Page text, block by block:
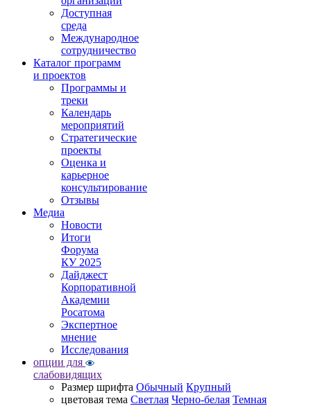
Доступная
среда
Международное
сотрудничество
Каталог программ
и проектов
Программы и
треки
Календарь
мероприятий
Стратегические
проекты
Оценка и
карьерное
консультирование
Отзывы
Медиа
Новости
Итоги
Форума
КУ 2025
Дайджест
Корпоративной
Академии
Росатома
Экспертное
мнение
Исследования
опции для
слабовидящих
Размер шрифта Обычный Крупный
цветовая тема Светлая Черно-белая Темная